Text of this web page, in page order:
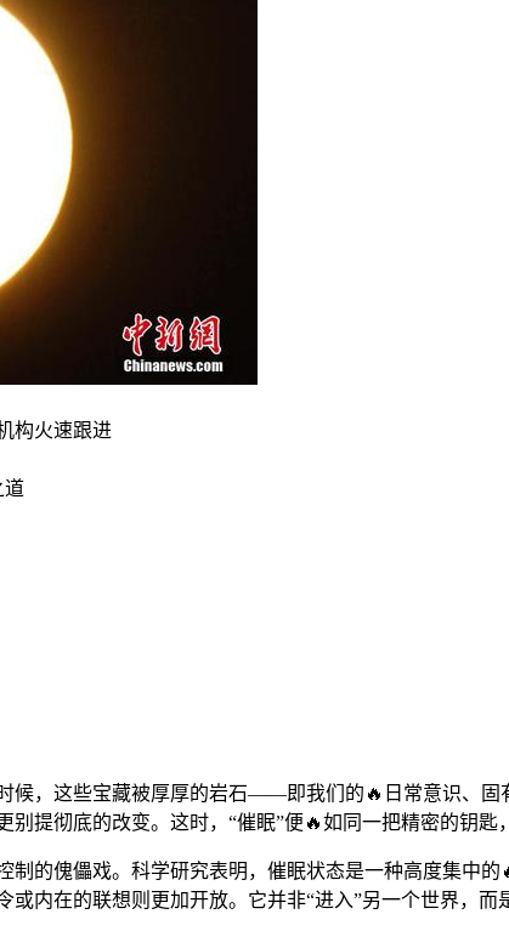
道
候，这些宝藏被厚厚的岩石——即我们的🔥日常意识、
提彻底的改变。这时，“催眠”便🔥如同一把精密的钥
的傀儡戏。科学研究表明，催眠状态是一种高度集中
内在的联想则更加开放。它并非“进入”另一个世界，而